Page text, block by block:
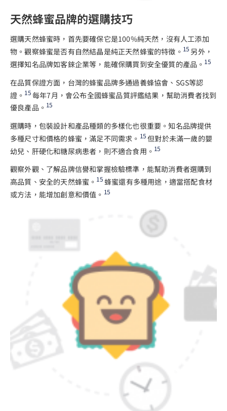
天然蜂蜜品牌的選購技巧
選購天然蜂蜜時，首先要確保它是100%純天然，沒有人工添加
物。觀察蜂蜜是否有自然結晶是純正天然蜂蜜的特徵。 15 另外，
選擇知名品牌如客錸企業等，能確保購買到安全優質的產品。 15
在品質保證方面，台灣的蜂蜜品牌多通過養蜂協會、SGS等認
證。 15每年7月，會公布全國蜂蜜品質評鑑結果，幫助消費者找到
優良產品。 15
選購時，包裝設計和產品種類的多樣化也很重要。知名品牌提供
多種尺寸和價格的蜂蜜，滿足不同需求。 15但對於未滿一歲的嬰
幼兒、肝硬化和糖尿病患者，則不適合食用。 15
觀察外觀、了解品牌信譽和掌握檢驗標準，能幫助消費者選購到
高品質、安全的天然蜂蜜。 15蜂蜜還有多種用途，適當搭配食材
或方法，能增加創意和價值。 15